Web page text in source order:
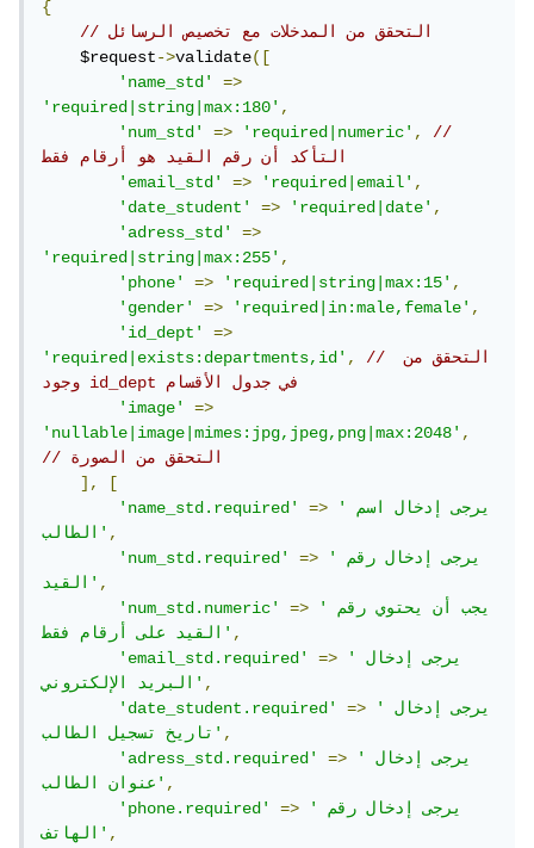
{
// التحقق من المدخلات مع تخصيص الرسائل
    $request
->validate([
'name_std'
=>
'required|string|max:180',
'num_std'
=> 'required|numeric',
//
التأكد أن رقم القيد هو أرقام فقط
'email_std'
=> 'required|email',
'date_student'
=> 'required|date',
'adress_std'
=>
'required|string|max:255',
'phone'
=> 'required|string|max:15',
'gender'
=> 'required|in:male,female',
'id_dept'
=>
'required|exists:departments,id',
// التحقق من
وجود id_dept في جدول الأقسام
'image'
=>
'nullable|image|mimes:jpg,jpeg,png|max:2048',
// التحقق من الصورة
],
[
'name_std.required'
=>
'يرجى إدخال اسم
الطالب',
'num_std.required'
=>
'يرجى إدخال رقم
القيد',
'num_std.numeric'
=>
'يجب أن يحتوي رقم
القيد على أرقام فقط',
'email_std.required'
=>
'يرجى إدخال
البريد الإلكتروني',
'date_student.required'
=>
'يرجى إدخال
تاريخ تسجيل الطالب',
'adress_std.required'
=>
'يرجى إدخال
عنوان الطالب',
'phone.required'
=>
'يرجى إدخال رقم
الهاتف',